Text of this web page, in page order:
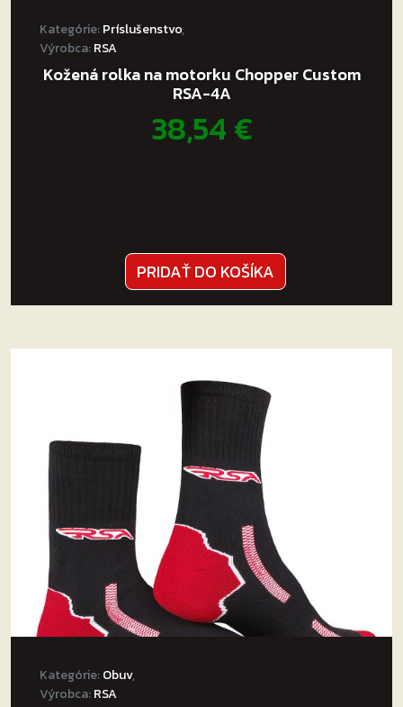
Kategórie:Príslušenstvo,
Výrobca:RSA
Kožená rolka na motorku Chopper Custom
RSA-4A
38,54€
PRIDAŤ DO KOŠÍKA
Kategórie:Obuv,
Výrobca:RSA